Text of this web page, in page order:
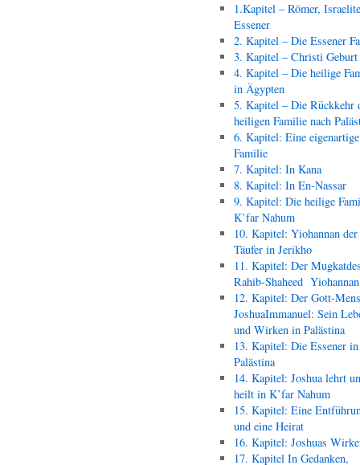
1.Kapitel – Römer,
Essener
2. Kapitel – Die Essener
3. Kapitel – Christi Geburt
4. Kapitel – Die heilige
in Ägypten
5. Kapitel – Die Rückkehr
heiligen Familie nach
6. Kapitel: Eine eigenartige
Familie
7. Kapitel: In Kana
8. Kapitel: In En-Nassar
9. Kapitel: Die heilige
K’far Nahum
10. Kapitel: Yiohannan der
Täufer in Jerikho
11. Kapitel: Der
Rahib-Shaheed
12. Kapitel: Der Gott-
JoshuaImmanuel: Sein
und Wirken in Palästina
13. Kapitel: Die Essener in
Palästina
14. Kapitel: Joshua lehrt
heilt in K’far Nahum
15. Kapitel: Eine
und eine Heirat
16. Kapitel: Joshuas
17. Kapitel In Gedanken,